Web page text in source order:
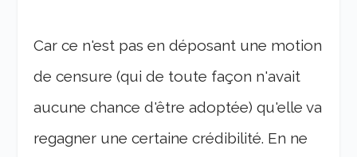
Car ce n'est pas en déposant une motion
de censure (qui de toute façon n'avait
aucune chance d'être adoptée) qu'elle va
regagner une certaine crédibilité. En ne